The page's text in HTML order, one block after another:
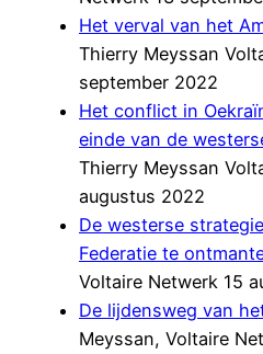
Het verval van het
Thierry Meyssan
september 2022
Het conflict in
einde van de
Thierry Meyssan
augustus 2022
De westerse
Federatie te
Voltaire Netwerk 15
De lijdensweg van
Meyssan, Voltaire